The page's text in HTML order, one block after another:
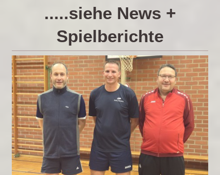
.....siehe News +
Spielberichte